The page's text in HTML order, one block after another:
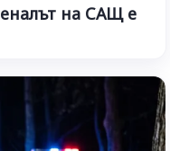
на САЩ е